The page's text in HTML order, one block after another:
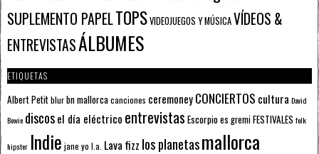
SUPLEMENTO PAPELTOPSVIDEOJUEGOS Y MÚSICAVÍDEOS &
ENTREVISTASÁLBUMES
ETIQUETAS
Albert Petitblurbn mallorcacanciones ceremoneyCONCIERTOS cultura David
Bowie discosel día eléctrico entrevistas Escorpioes gremiFESTIVALES folk
hipster Indie jane yo l.a. Lava fizz los planetasmallorca